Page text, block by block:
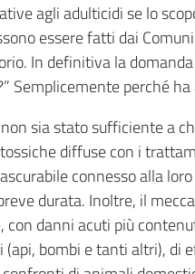
agli adulticidi se lo
essere fatti dai
In definitiva la
Semplicemente perché
sia stato sufficiente a
diffuse con i
connesso alla
durata. Inoltre, il
danni acuti più
bombi e tanti altri), di